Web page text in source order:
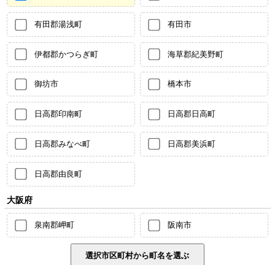
有田郡湯浅町 有田市
伊都郡かつらぎ町 海草郡紀美野町
御坊市 橋本市
日高郡印南町 日高郡日高町
日高郡みなべ町 日高郡美浜町
日高郡由良町
大阪府
泉南郡岬町 阪南市